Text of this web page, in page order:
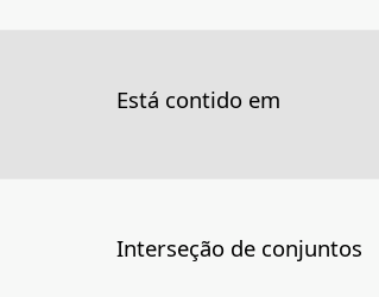
Está contido em
Interseção de conjuntos